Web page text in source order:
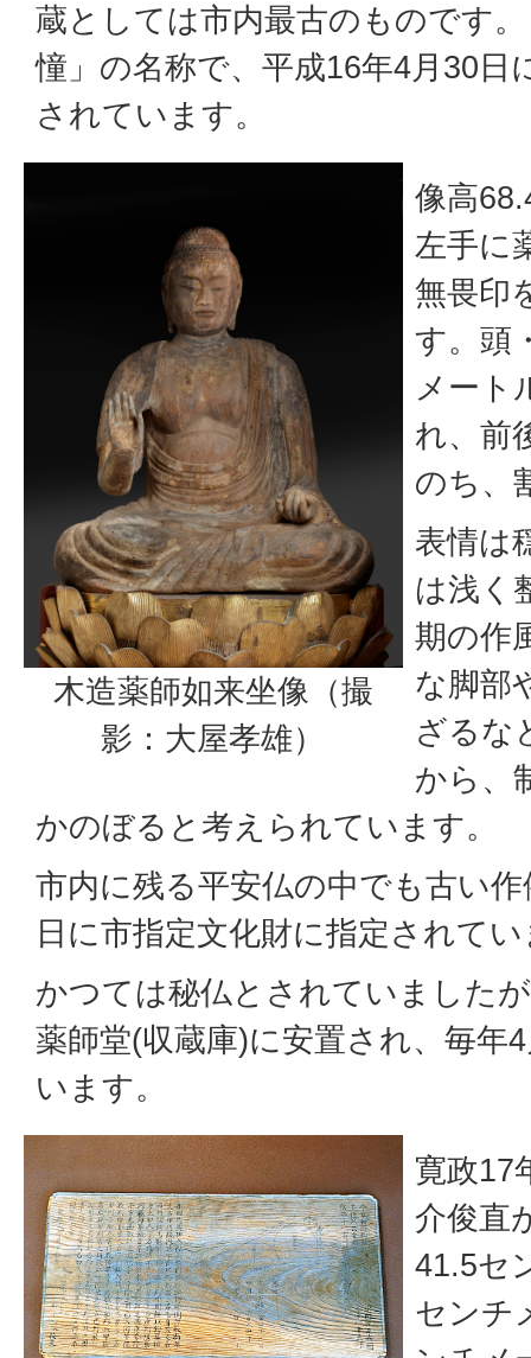
蔵としては市内最古のものです
憧」の名称で、平成16年4月30日
されています。
木造薬師如来坐像（撮
影：大屋孝雄）
像高
左手に
無畏印
す。頭
メート
れ、前
のち、
表情は
は浅く
期の作
な脚部
ざるな
から、
かのぼると考えられています。
市内に残る平安仏の中でも古い
日に市指定文化財に指定されて
かつては秘仏とされていました
薬師堂(収蔵庫)に安置され、毎年
います。
寛政17
介俊直
41.5セ
センチ